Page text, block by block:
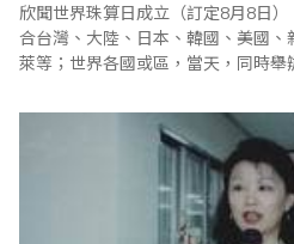
欣聞世界珠算日成立（訂定8月8日
合台灣、大陸、日本、韓國、美國
萊等；世界各國或區，當天，同時舉
珠算心算事業發展，用心良苦，熱
的組織工程。筆者從事珠算教育四
壇喜訊，萬民同慶之際，特地向參與